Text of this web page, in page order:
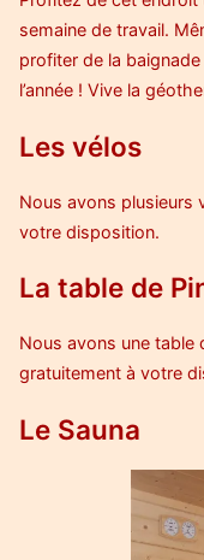
semaine de travail.
profiter de la
l’année ! Vive la
Les vélos
Nous avons plusieurs
votre disposition.
La table de
Nous avons une table
gratuitement à votre
Le Sauna